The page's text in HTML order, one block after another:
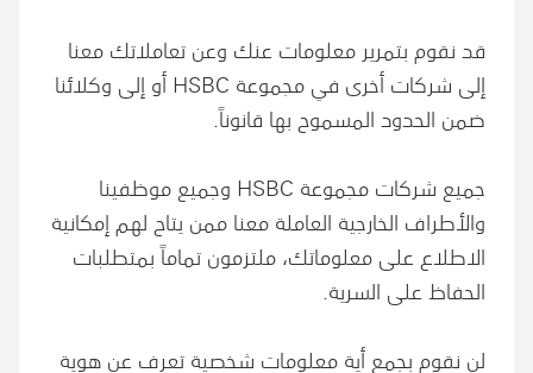
قد نقوم بتمرير معلومات عنك وعن تعاملاتك معنا
إلى شركات أخرى في مجموعة HSBC أو إلى وكلائنا
ضمن الحدود المسموح بها قانوناً.
جميع شركات مجموعة HSBC وجميع موظفينا
والأطراف الخارجية العاملة معنا ممن يتاح لهم إمكانية
الاطلاع على معلوماتك، ملتزمون تماماً بمتطلبات
الحفاظ على السرية.
لن نقوم بجمع أية معلومات شخصية تعرف عن هوية